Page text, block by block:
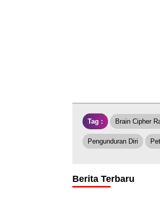
Tag : Brain Cipher
Pengunduran Diri
Berita Terbaru